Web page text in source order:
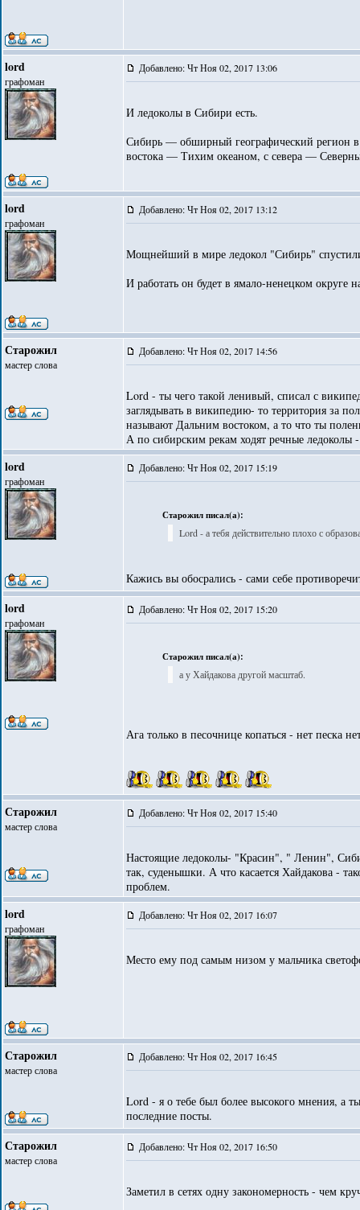
lord
графоман
Добавлено: Чт Ноя 02, 2017 13:06
И ледоколы в Сибири есть.
Сибирь — обширный географический регион в
востока — Тихим океаном, с севера —
lord
графоман
Добавлено: Чт Ноя 02, 2017 13:12
Мощнейший в мире ледокол "Сибирь"
И работать он будет в ямало-ненецком округе
Старожил
мастер слова
Добавлено: Чт Ноя 02, 2017 14:56
Lord - ты чего такой ленивый, списал с
заглядывать в википедию- то территория за
называют Дальним востоком, а то что ты
А по сибирским рекам ходят речные ледоколы
lord
графоман
Добавлено: Чт Ноя 02, 2017 15:19
Старожил писал(а):
Lord - а тебя действительно плохо с
Кажись вы обосрались - сами себе
lord
графоман
Добавлено: Чт Ноя 02, 2017 15:20
Старожил писал(а):
а у Хайдакова другой масштаб.
Ага только в песочнице копаться - нет песка
Старожил
мастер слова
Добавлено: Чт Ноя 02, 2017 15:40
Настоящие ледоколы- "Красин", " Ленин",
так, суденышки. А что касается Хайдакова -
проблем.
lord
графоман
Добавлено: Чт Ноя 02, 2017 16:07
Место ему под самым низом у мальчика
Старожил
мастер слова
Добавлено: Чт Ноя 02, 2017 16:45
Lord - я о тебе был более высокого мнения, а
последние посты.
Старожил
мастер слова
Добавлено: Чт Ноя 02, 2017 16:50
Заметил в сетях одну закономерность - чем